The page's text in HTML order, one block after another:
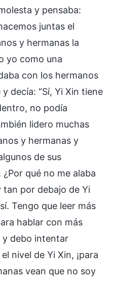
y pensaba:
juntas el
y hermanas la
yo como una
con los hermanos
decía: “Sí, Yi Xin tiene
no podía
lidero muchas
y hermanas y
de sus
qué no me alaba
tan por debajo de Yi
Tengo que leer más
hablar con más
y debo intentar
nivel de Yi Xin, ¡para
vean que no soy